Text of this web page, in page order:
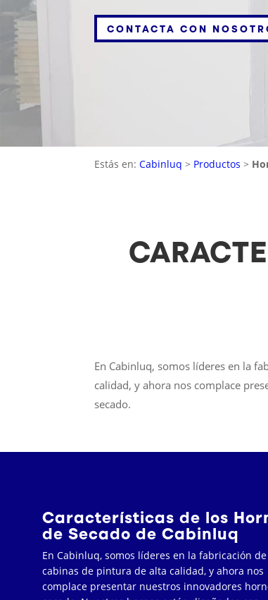
CONTACTA CON
Estás en:Cabinluq > Productos >
En Cabinluq, somos líderes en la
calidad, y ahora nos complace
secado.
Características de los
de Secado de Cabinluq
En Cabinluq, somos líderes en la fabricación de
cabinas de pintura de alta calidad, y ahora nos
complace presentar nuestros innovadores